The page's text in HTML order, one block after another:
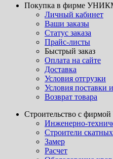
Покупка в фирме
Личный кабинет
Ваши заказы
Статус заказа
Прайс-листы
Быстрый заказ
Оплата на сайте
Доставка
Условия отгрузки
Условия поставки
Возврат товара
Строительство с
Инженерно-
Строители
Замер
Расчет